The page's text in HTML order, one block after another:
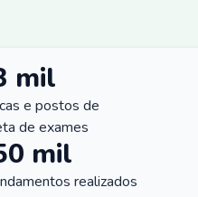
mil
e postos de
de exames
mil
realizados